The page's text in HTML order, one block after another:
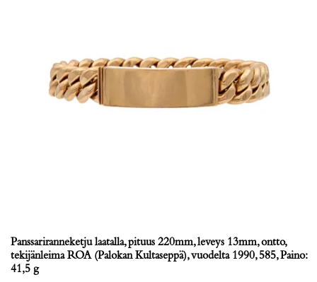
Panssariranneketju laatalla, pituus 220mm, leveys 13mm, ontto,
tekijänleima ROA (Palokan Kultaseppä), vuodelta 1990, 585, Paino:
41,5 g